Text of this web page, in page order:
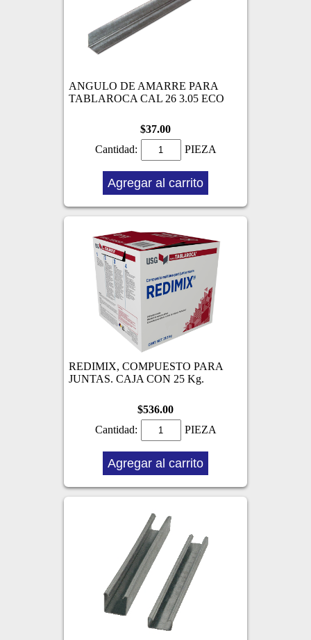
ANGULO DE AMARRE PARA
TABLAROCA CAL 26 3.05 ECO
$37.00
Cantidad:
PIEZA
Agregar al carrito
REDIMIX, COMPUESTO PARA
JUNTAS. CAJA CON 25 Kg.
$536.00
Cantidad:
PIEZA
Agregar al carrito